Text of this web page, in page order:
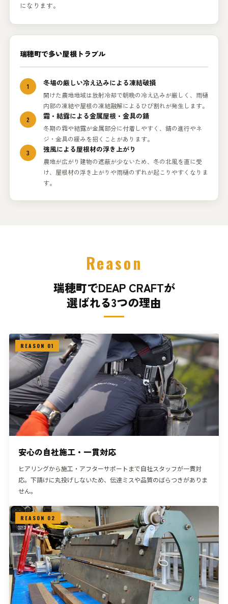
になります。
瑞穂町で多い屋根トラブル
1 冬場の厳しい冷え込みによる凍結破損
開けた農地地域は放射冷却で朝晩の冷え込みが厳しく、雨樋
内部の凍結や屋根の凍結融解によるひび割れが発生します。
2
霜・結露による金属屋根・金具の錆
冬期の霜や結露が金属部分に付着しやすく、錆の進行やネ
ジ・金具の緩みを招くことがあります。
3
強風による屋根材の浮き上がり
農地が広がり建物の遮蔽が少ないため、冬の北風を直に受
け、屋根材の浮き上がりや雨樋のずれが起こりやすくなりま
す。
Reason
瑞穂町でDEAP CRAFTが
選ばれる3つの理由
REASON 01
安心の自社施工・一貫対応
ヒアリングから施工・アフターサポートまで自社スタッフが一貫対
応。下請けに丸投げしないため、伝達ミスや品質のばらつきがありま
せん。
REASON 02